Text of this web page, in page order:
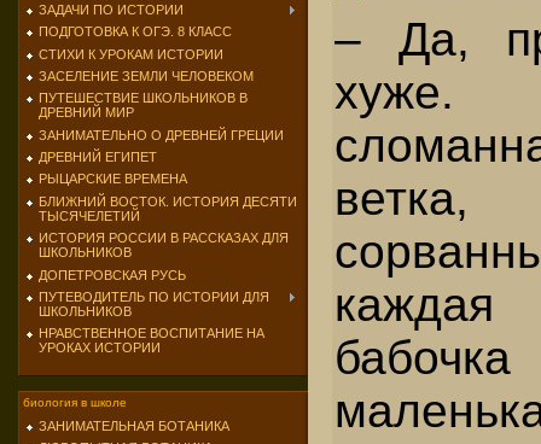
ЗАДАЧИ ПО ИСТОРИИ
ПОДГОТОВКА К ОГЭ. 8 КЛАСС
СТИХИ К УРОКАМ ИСТОРИИ
ЗАСЕЛЕНИЕ ЗЕМЛИ ЧЕЛОВЕКОМ
ПУТЕШЕСТВИЕ ШКОЛЬНИКОВ В
ДРЕВНИЙ МИР
ЗАНИМАТЕЛЬНО О ДРЕВНЕЙ ГРЕЦИИ
ДРЕВНИЙ ЕГИПЕТ
РЫЦАРСКИЕ ВРЕМЕНА
БЛИЖНИЙ ВОСТОК. ИСТОРИЯ ДЕСЯТИ
ТЫСЯЧЕЛЕТИЙ
ИСТОРИЯ РОССИИ В РАССКАЗАХ ДЛЯ
ШКОЛЬНИКОВ
ДОПЕТРОВСКАЯ РУСЬ
ПУТЕВОДИТЕЛЬ ПО ИСТОРИИ ДЛЯ
ШКОЛЬНИКОВ
НРАВСТВЕННОЕ ВОСПИТАНИЕ НА
УРОКАХ ИСТОРИИ
биология в школе
ЗАНИМАТЕЛЬНАЯ БОТАНИКА
– Да,